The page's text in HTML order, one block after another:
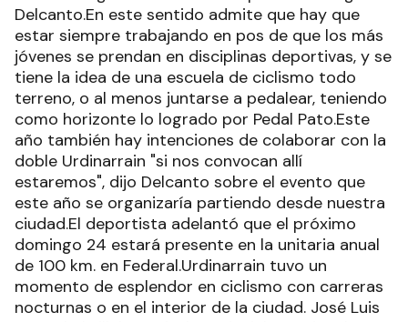
Delcanto.En este sentido admite que hay que
estar siempre trabajando en pos de que los más
jóvenes se prendan en disciplinas deportivas, y se
tiene la idea de una escuela de ciclismo todo
terreno, o al menos juntarse a pedalear, teniendo
como horizonte lo logrado por Pedal Pato.Este
año también hay intenciones de colaborar con la
doble Urdinarrain "si nos convocan allí
estaremos", dijo Delcanto sobre el evento que
este año se organizaría partiendo desde nuestra
ciudad.El deportista adelantó que el próximo
domingo 24 estará presente en la unitaria anual
de 100 km. en Federal.Urdinarrain tuvo un
momento de esplendor en ciclismo con carreras
nocturnas o en el interior de la ciudad. José Luis